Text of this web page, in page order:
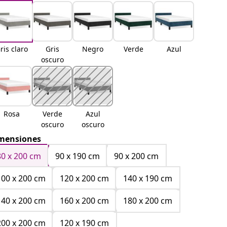
claro
Gris
oscuro
Negro Verde Azul
Rosa
Verde
oscuro
Azul
oscuro
x 200 cm
90 x 190 cm
90 x 200 cm
x 200 cm
120 x 200 cm
140 x 190 cm
x 200 cm
160 x 200 cm
180 x 200 cm
x 200 cm
120 x 190 cm